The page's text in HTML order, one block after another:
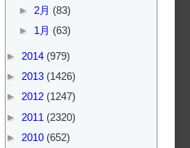
► 2月 (83)
► 1月 (63)
► 2014 (979)
► 2013 (1426)
► 2012 (1247)
► 2011 (2320)
► 2010 (652)